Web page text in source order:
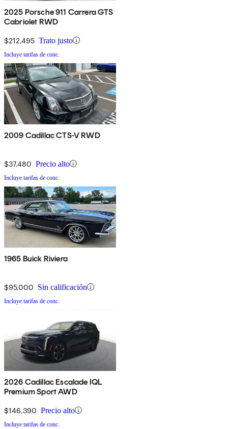
2025 Porsche 911 Carrera GTS
Cabriolet RWD
$212,495 Trato justo
Incluye tarifas de conc.
2009 Cadillac CTS-V RWD
$37,480 Precio alto
Incluye tarifas de conc.
1965 Buick Riviera
$95,000 Sin calificación
Incluye tarifas de conc.
2026 Cadillac Escalade IQL
Premium Sport AWD
$146,390 Precio alto
Incluye tarifas de conc.